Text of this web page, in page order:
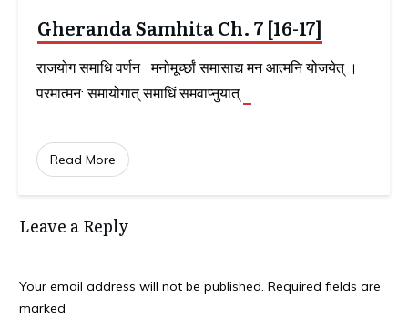
Gheranda Samhita Ch. 7 [16-17]
राजयोग समाधि वर्णन मनोमूर्च्छां समासाद्य मन आत्मनि योजयेत् ।
परमात्मन: समायोगात् समाधिं समवाप्नुयात्...
Read More
Leave a Reply
Your email address will not be published. Required fields are
marked